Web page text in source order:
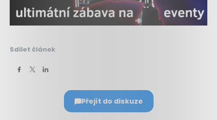
Sdílet článek
Přejít do diskuze